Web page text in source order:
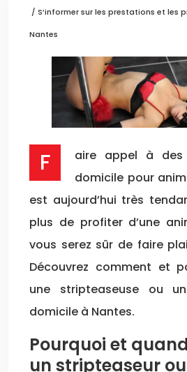
/ S’informer sur les prestations et les
Nantes
Faire appel à des stripteaseurs à
domicile pour
est aujourd’hui très
plus de profiter d’une
vous serez sûr de faire
Découvrez comment et
une stripteaseuse ou
domicile à Nantes.
Pourquoi et
un stripteaseur